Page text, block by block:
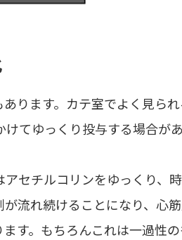
ります。カテ室でよく見ら
てゆっくり投与する場合があ
セチルコリンをゆっくり、
流れ続けることになり、心
す。もちろんこれは一過性